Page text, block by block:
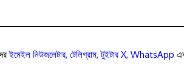
ইমেইল নিউজলেটার, টেলিগ্রাম,টুইটার X, WhatsApp